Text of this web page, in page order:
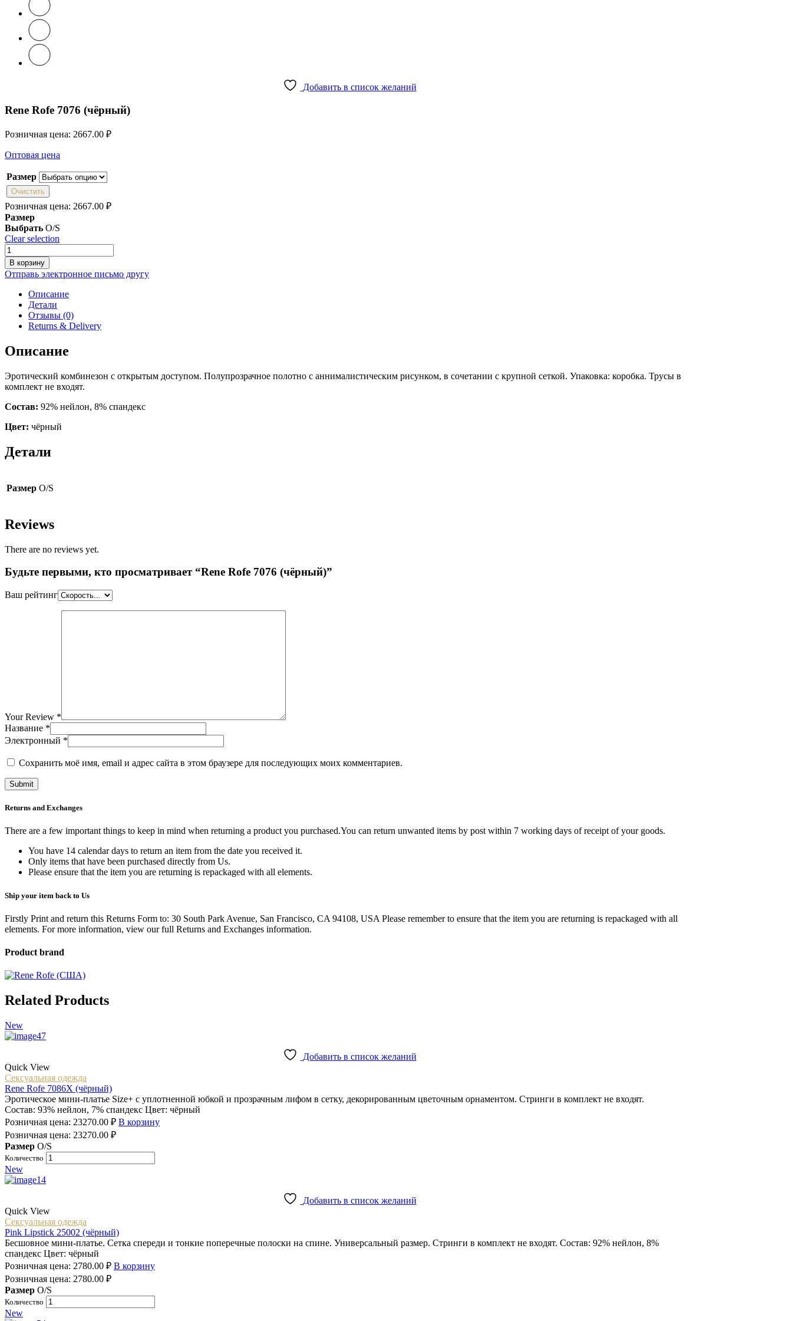
Добавить в список желаний
Rene Rofe 7076 (чёрный)
Розничная цена: 2667.00 ₽
Оптовая цена
Размер
Очистить
Розничная цена: 2667.00 ₽
Размер
Выбрать O/S
Clear selection
Количество
товара
Rene
Rofe
7076
(чёрный)
В корзину
Отправь электронное письмо другу
Описание
Детали
Отзывы (0)
Returns & Delivery
Описание
Эротический комбинезон c открытым доступом. Полупрозрачное полотно с аннималистическим рисунком, в сочетании с крупной сеткой. Упаковка: коробка. Трусы в
комплект не входят.
Состав: 92% нейлон, 8% спандекс
Цвет: чёрный
Детали
Размер O/S
Reviews
There are no reviews yet.
Будьте первыми, кто просматривает “Rene Rofe 7076 (чёрный)”
Ваш рейтинг
Your Review *
Название *
Электронный *
Сохранить моё имя, email и адрес сайта в этом браузере для последующих моих комментариев.
Returns and Exchanges
There are a few important things to keep in mind when returning a product you purchased.You can return unwanted items by post within 7 working days of receipt of your goods.
You have 14 calendar days to return an item from the date you received it.
Only items that have been purchased directly from Us.
Please ensure that the item you are returning is repackaged with all elements.
Ship your item back to Us
Firstly Print and return this Returns Form to: 30 South Park Avenue, San Francisco, CA 94108, USA Please remember to ensure that the item you are returning is repackaged with all
elements. For more information, view our full Returns and Exchanges information.
Product brand
Related Products
New
Добавить в список желаний
Quick View
Сексуальная одежда
Rene Rofe 7086X (чёрный)
Эротическое мини-платье Size+ c уплотненной юбкой и прозрачным лифом в сетку, декорированным цветочным орнаментом. Стринги в комплект не входят.
Состав: 93% нейлон, 7% спандекс Цвет: чёрный
Розничная цена: 23270.00 ₽ В корзину
Розничная цена: 23270.00 ₽
Размер O/S
Количество
New
Добавить в список желаний
Quick View
Сексуальная одежда
Pink Lipstick 25002 (чёрный)
Бесшовное мини-платье. Сетка спереди и тонкие поперечные полоски на спине. Универсальный размер. Стринги в комплект не входят. Состав: 92% нейлон, 8%
спандекс Цвет: чёрный
Розничная цена: 2780.00 ₽ В корзину
Розничная цена: 2780.00 ₽
Размер O/S
Количество
New